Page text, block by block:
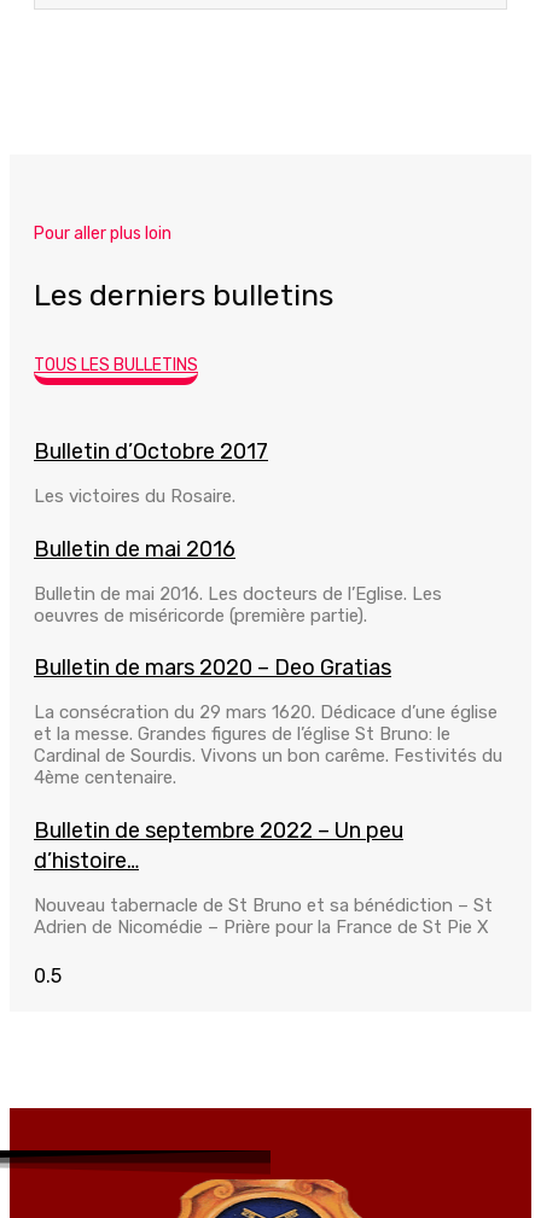
Pour aller plus loin
Les derniers bulletins
TOUS LES BULLETINS
Bulletin d’Octobre 2017
Les victoires du Rosaire.
Bulletin de mai 2016
Bulletin de mai 2016. Les docteurs de l’Eglise. Les
oeuvres de miséricorde (première partie).
Bulletin de mars 2020 – Deo Gratias
La consécration du 29 mars 1620. Dédicace d’une église
et la messe. Grandes figures de l’église St Bruno: le
Cardinal de Sourdis. Vivons un bon carême. Festivités du
4ème centenaire.
Bulletin de septembre 2022 – Un peu
d’histoire…
Nouveau tabernacle de St Bruno et sa bénédiction – St
Adrien de Nicomédie – Prière pour la France de St Pie X